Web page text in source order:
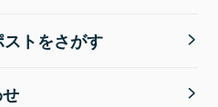
トをさがす